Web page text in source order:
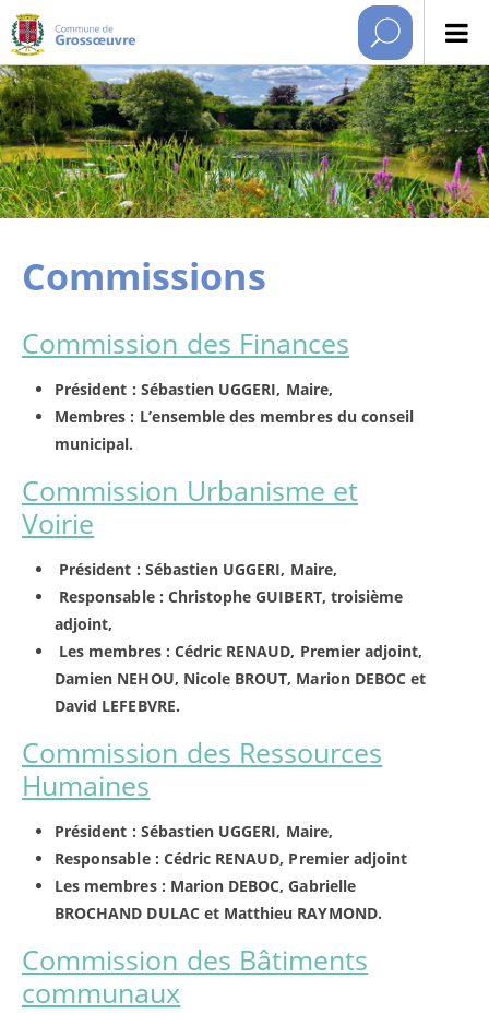
Commissions
Commission des Finances
Président : Sébastien UGGERI, Maire,
Membres : L’ensemble des membres du conseil
municipal.
Commission Urbanisme et
Voirie
Président : Sébastien UGGERI, Maire,
Responsable : Christophe GUIBERT, troisième
adjoint,
Les membres : Cédric RENAUD, Premier adjoint,
Damien NEHOU, Nicole BROUT, Marion DEBOC et
David LEFEBVRE.
Commission des Ressources
Humaines
Président : Sébastien UGGERI, Maire,
Responsable : Cédric RENAUD, Premier adjoint
Les membres : Marion DEBOC, Gabrielle
BROCHAND DULAC et Matthieu RAYMOND.
Commission des Bâtiments
communaux